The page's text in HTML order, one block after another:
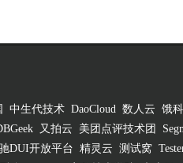
中生代技术 DaoCloud 数人云 饿
又拍云 美团点评技术团
DUI开放平台 精灵云 测试窝